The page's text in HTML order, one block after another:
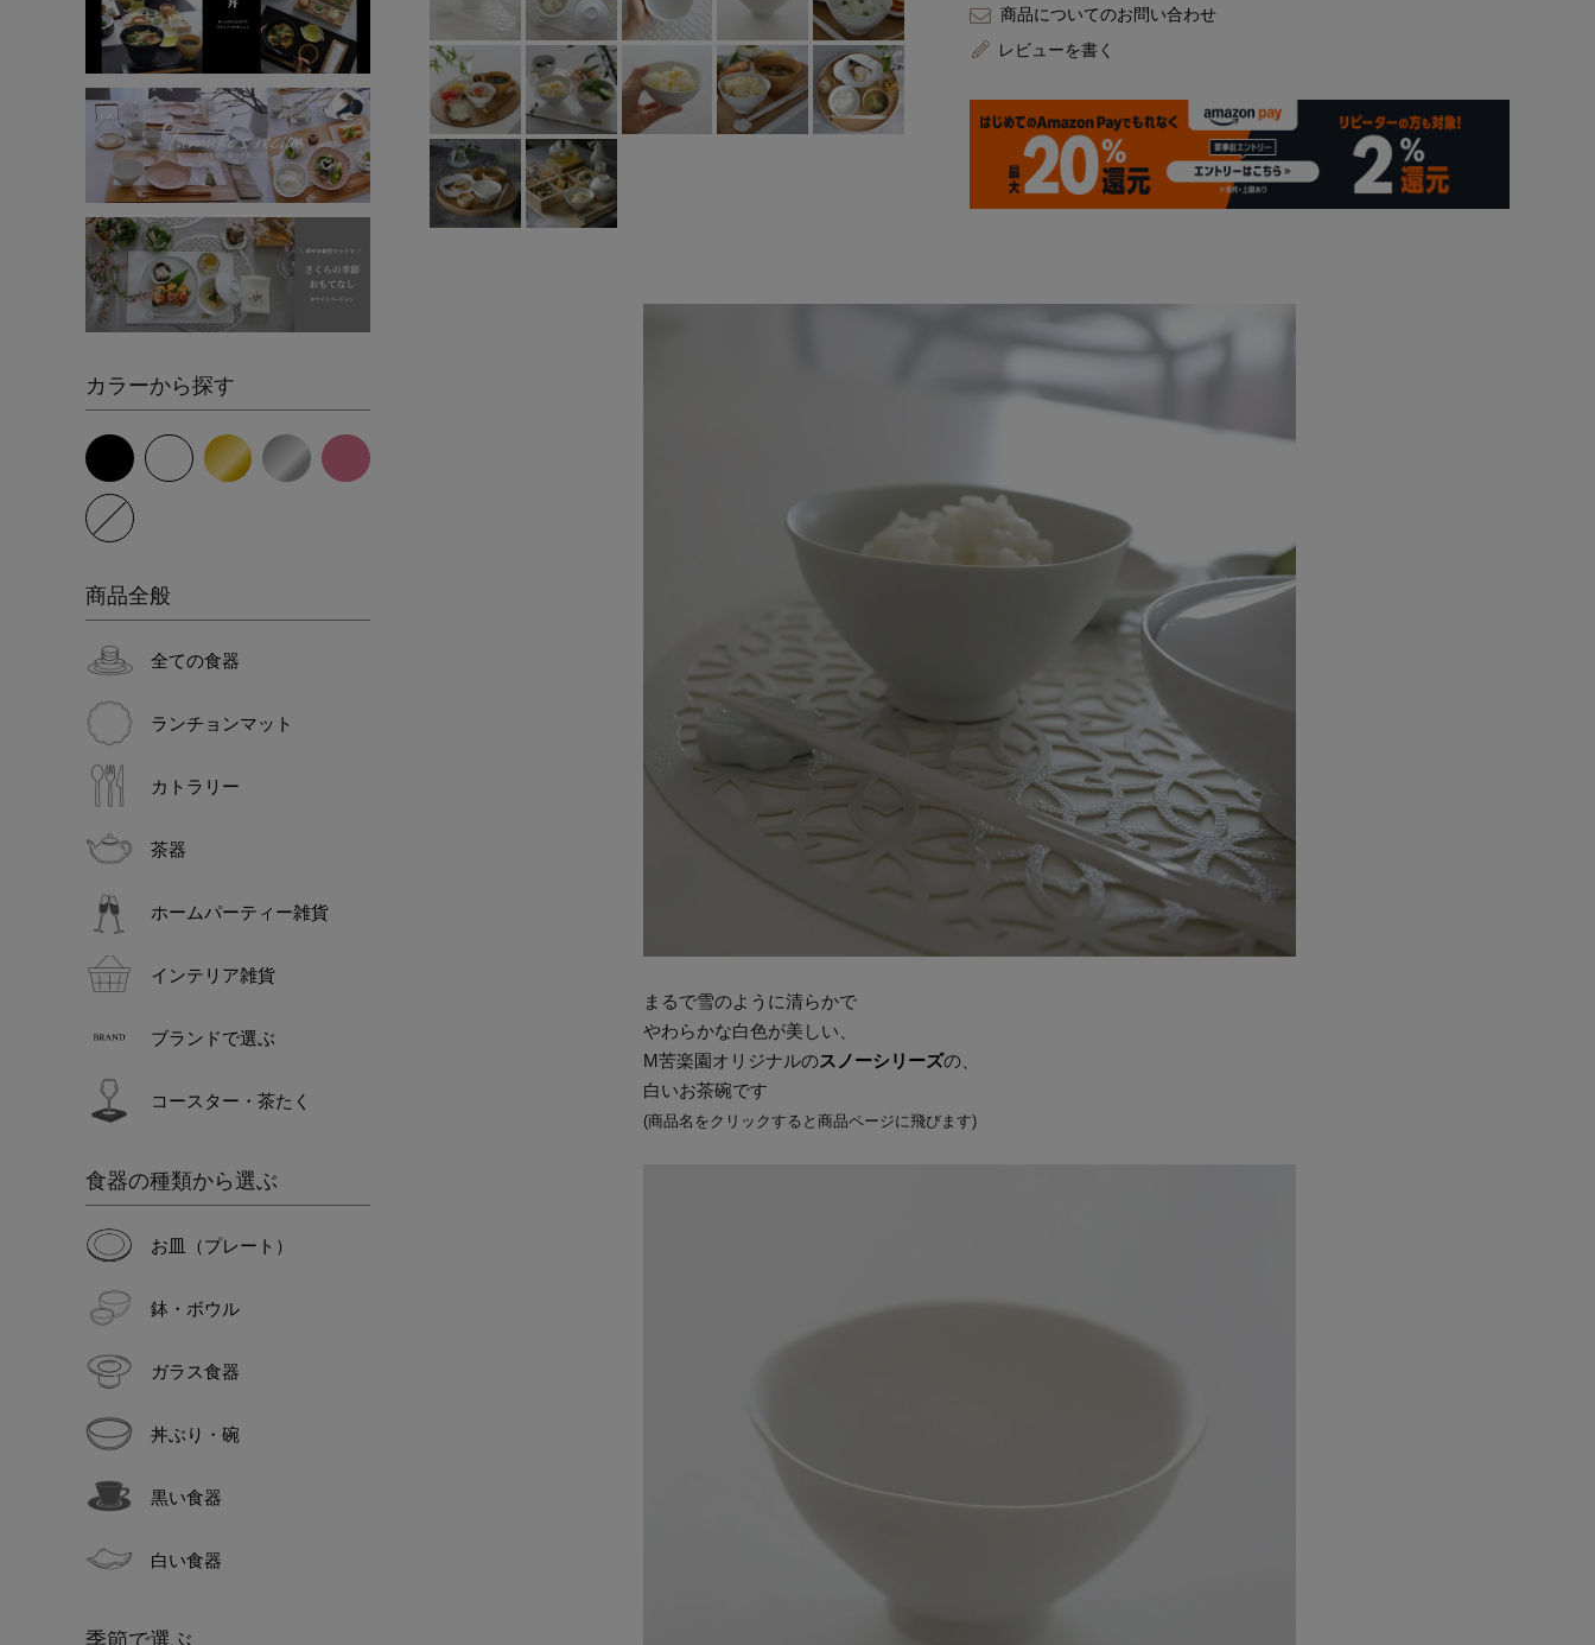
カラーから探す
商品全般
全ての食器
ランチョンマット
カトラリー
茶器
ホームパーティー雑貨
インテリア雑貨
ブランドで選ぶ
コースター・茶たく
食器の種類から選ぶ
お皿（プレート）
鉢・ボウル
ガラス食器
丼ぶり・碗
黒い食器
白い食器
商品についてのお問い合わせ
レビューを書く
まるで雪のように清らかで
やわらかな白色が美しい、
M苦楽園オリジナルのスノーシリーズの、
白いお茶碗です
(商品名をクリックすると商品ページに飛びます)